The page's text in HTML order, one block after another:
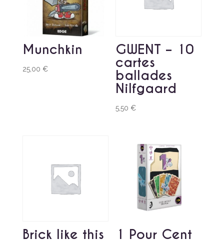
Munchkin
25,00 €
GWENT – 10
cartes
ballades
Nilfgaard
5,50€
Brick like this 1 Pour Cent